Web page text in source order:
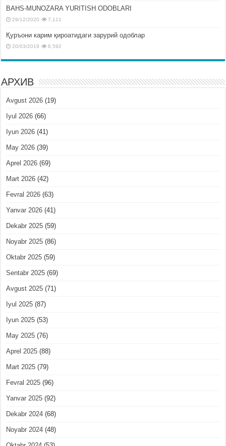
BAHS-MUNOZARA YURITISH ODOBLARI
29/12/2020 7,111
Қуръони карим қироатидаги зарурий одоблар
20/03/2019 6,592
АРХИВ
Avgust 2026 (19)
Iyul 2026 (66)
Iyun 2026 (41)
May 2026 (39)
Aprel 2026 (69)
Mart 2026 (42)
Fevral 2026 (63)
Yanvar 2026 (41)
Dekabr 2025 (59)
Noyabr 2025 (86)
Oktabr 2025 (59)
Sentabr 2025 (69)
Avgust 2025 (71)
Iyul 2025 (87)
Iyun 2025 (53)
May 2025 (76)
Aprel 2025 (88)
Mart 2025 (79)
Fevral 2025 (96)
Yanvar 2025 (92)
Dekabr 2024 (68)
Noyabr 2024 (48)